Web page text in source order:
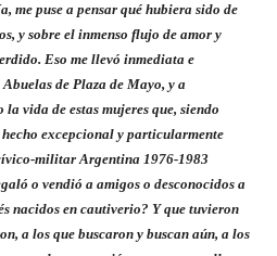
me puse a pensar qué hubiera sido de
y sobre el inmenso flujo de amor y
Eso me llevó inmediata e
de Plaza de Mayo, y a
vida de estas mujeres que, siendo
excepcional y particularmente
militar Argentina 1976-1983
o vendió a amigos o desconocidos a
nacidos en cautiverio? Y que tuvieron
a los que buscaron y buscan aún, a los